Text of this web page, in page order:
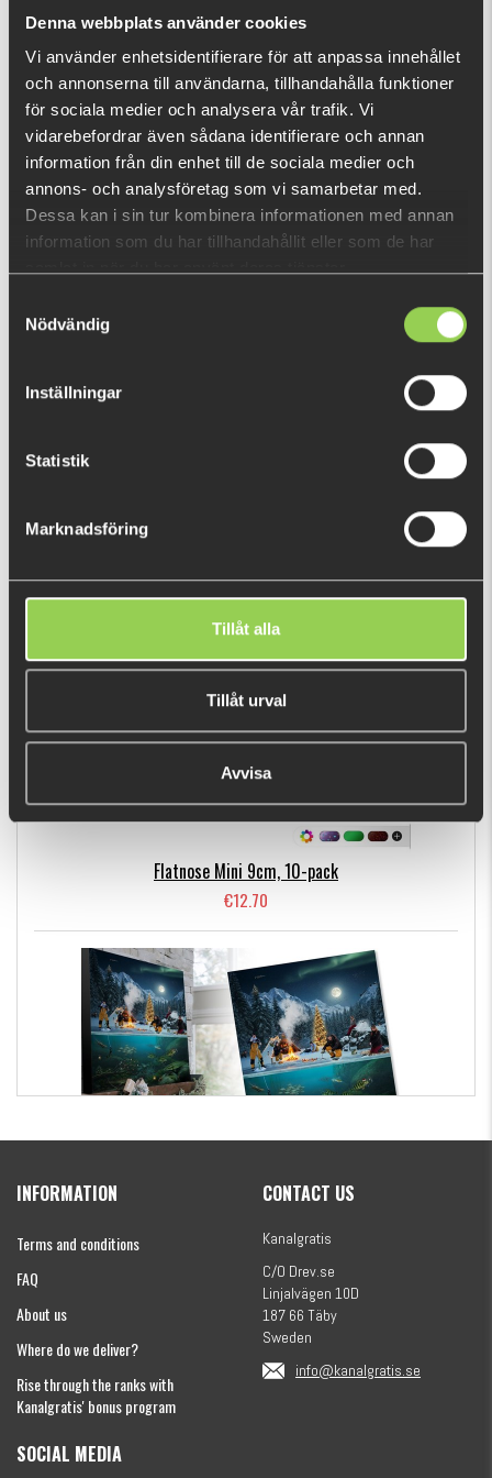
Denna webbplats använder cookies
Vi använder enhetsidentifierare för att anpassa innehållet
och annonserna till användarna, tillhandahålla funktioner
för sociala medier och analysera vår trafik. Vi
vidarebefordrar även sådana identifierare och annan
information från din enhet till de sociala medier och
annons- och analysföretag som vi samarbetar med.
Dessa kan i sin tur kombinera informationen med annan
information som du har tillhandahållit eller som de har
Nödvändig
Inställningar
Statistik
Marknadsföring
Tillåt alla
Tillåt urval
Avvisa
What is this?
RECENTLY VIEWED PRODUCTS
FEW LEFT
BESTSELLERS
Flatnose Mini 9cm, 10-pack
€12.70
€154.86
INFORMATION
Terms and conditions
FAQ
About us
Where do we deliver?
Rise through the ranks with
Kanalgratis' bonus program
CONTACT US
Kanalgratis
C/O Drev.se
Linjalvägen 10D
187 66 Täby
Sweden
info@kanalgratis.se
SOCIAL MEDIA